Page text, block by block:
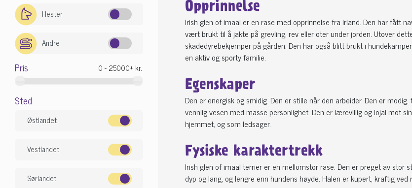
Hester
Andre
Pris
Sted
Østlandet
Vestlandet
Sørlandet
Opprinnelse
Irish glen of imaal er en rase med opprinnelse fra Irland. Den har fått
vært brukt til å jakte på grevling, rev eller oter under jorden. Utover
skadedyrebekjemper på gården. Den har også blitt brukt i
en aktiv og sporty familie.
Egenskaper
Den er energisk og smidig. Den er stille når den arbeider. Den er
vennlig vesen med masse personlighet. Den er lærevillig og lojal mot
hjemmet, og som ledsager.
Fysiske karaktertrekk
Irish glen of imaal terrier er en mellomstor rase. Den er preget av stor
dyp og lang, og lengre enn hundens høyde. Halen er kupert, kraftig